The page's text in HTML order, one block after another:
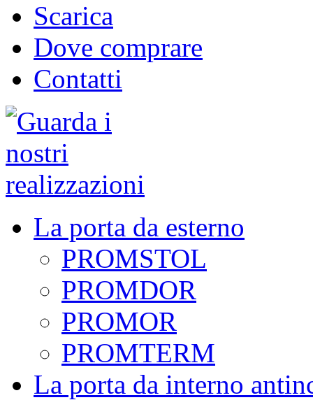
Scarica
Dove comprare
Contatti
La porta da esterno
PROMSTOL
PROMDOR
PROMOR
PROMTERM
La porta da interno